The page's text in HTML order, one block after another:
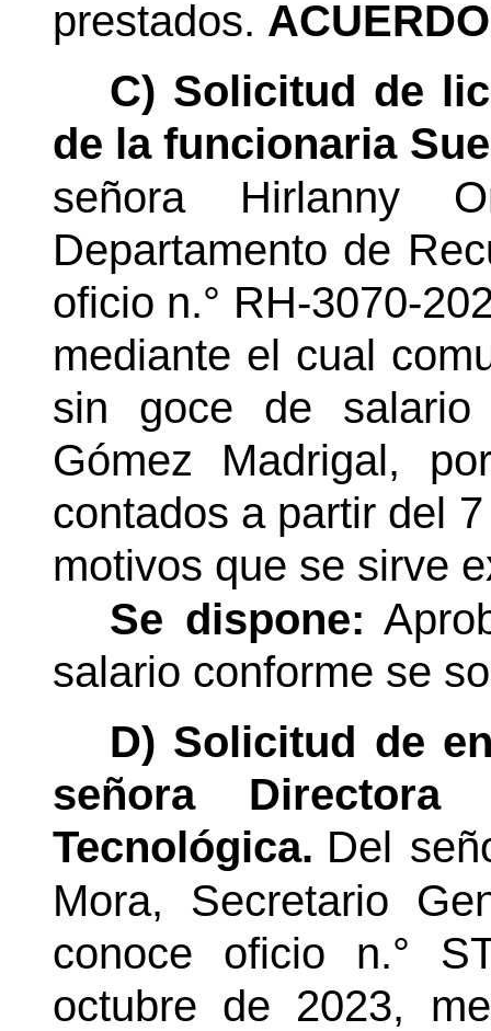
prestados.
C) Solicitud de
de la funcionaria
señora Hirlanny
Departamento de
oficio n.° RH-3070-
mediante el cual
sin goce de salario
Gómez Madrigal,
contados a partir del
motivos que se sirve
Se dispone:
salario conforme se
D) Solicitud de
señora Directora
Tecnológica. Del
Mora, Secretario
conoce oficio n.°
octubre de 2023,